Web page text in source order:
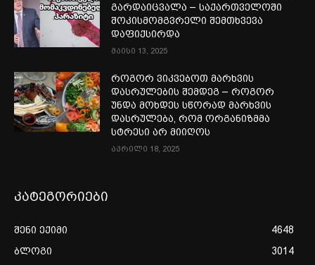
გარდაიცვალა – საქართველოში
შოკისმომგვრელი შემთხვევა
დაფიქსირდა
მაისი 13, 2025
როგორ ვიკვებოთ მარხვის
დასრულების შემდეგ – როგორ
უნდა მოხდეს სწორად მარხვის
დასრულება, რომ ორგანიზმმა
სტრესი არ მიიღოს
აპრილი 18, 2025
კატეგორიები
შენი ექიმი
4648
ბლოგი
3014